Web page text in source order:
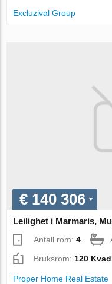
Excluzival Group
€ 140 306
Leilighet i Marmaris,
Antall rom:4
Bruksrom:120
Proper Home Real Estate